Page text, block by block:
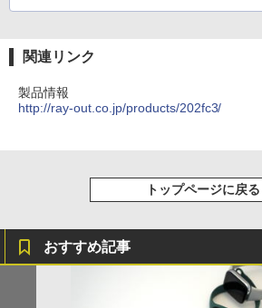
関連リンク
製品情報
http://ray-out.co.jp/products/202fc3/
トップページに戻る
おすすめ記事